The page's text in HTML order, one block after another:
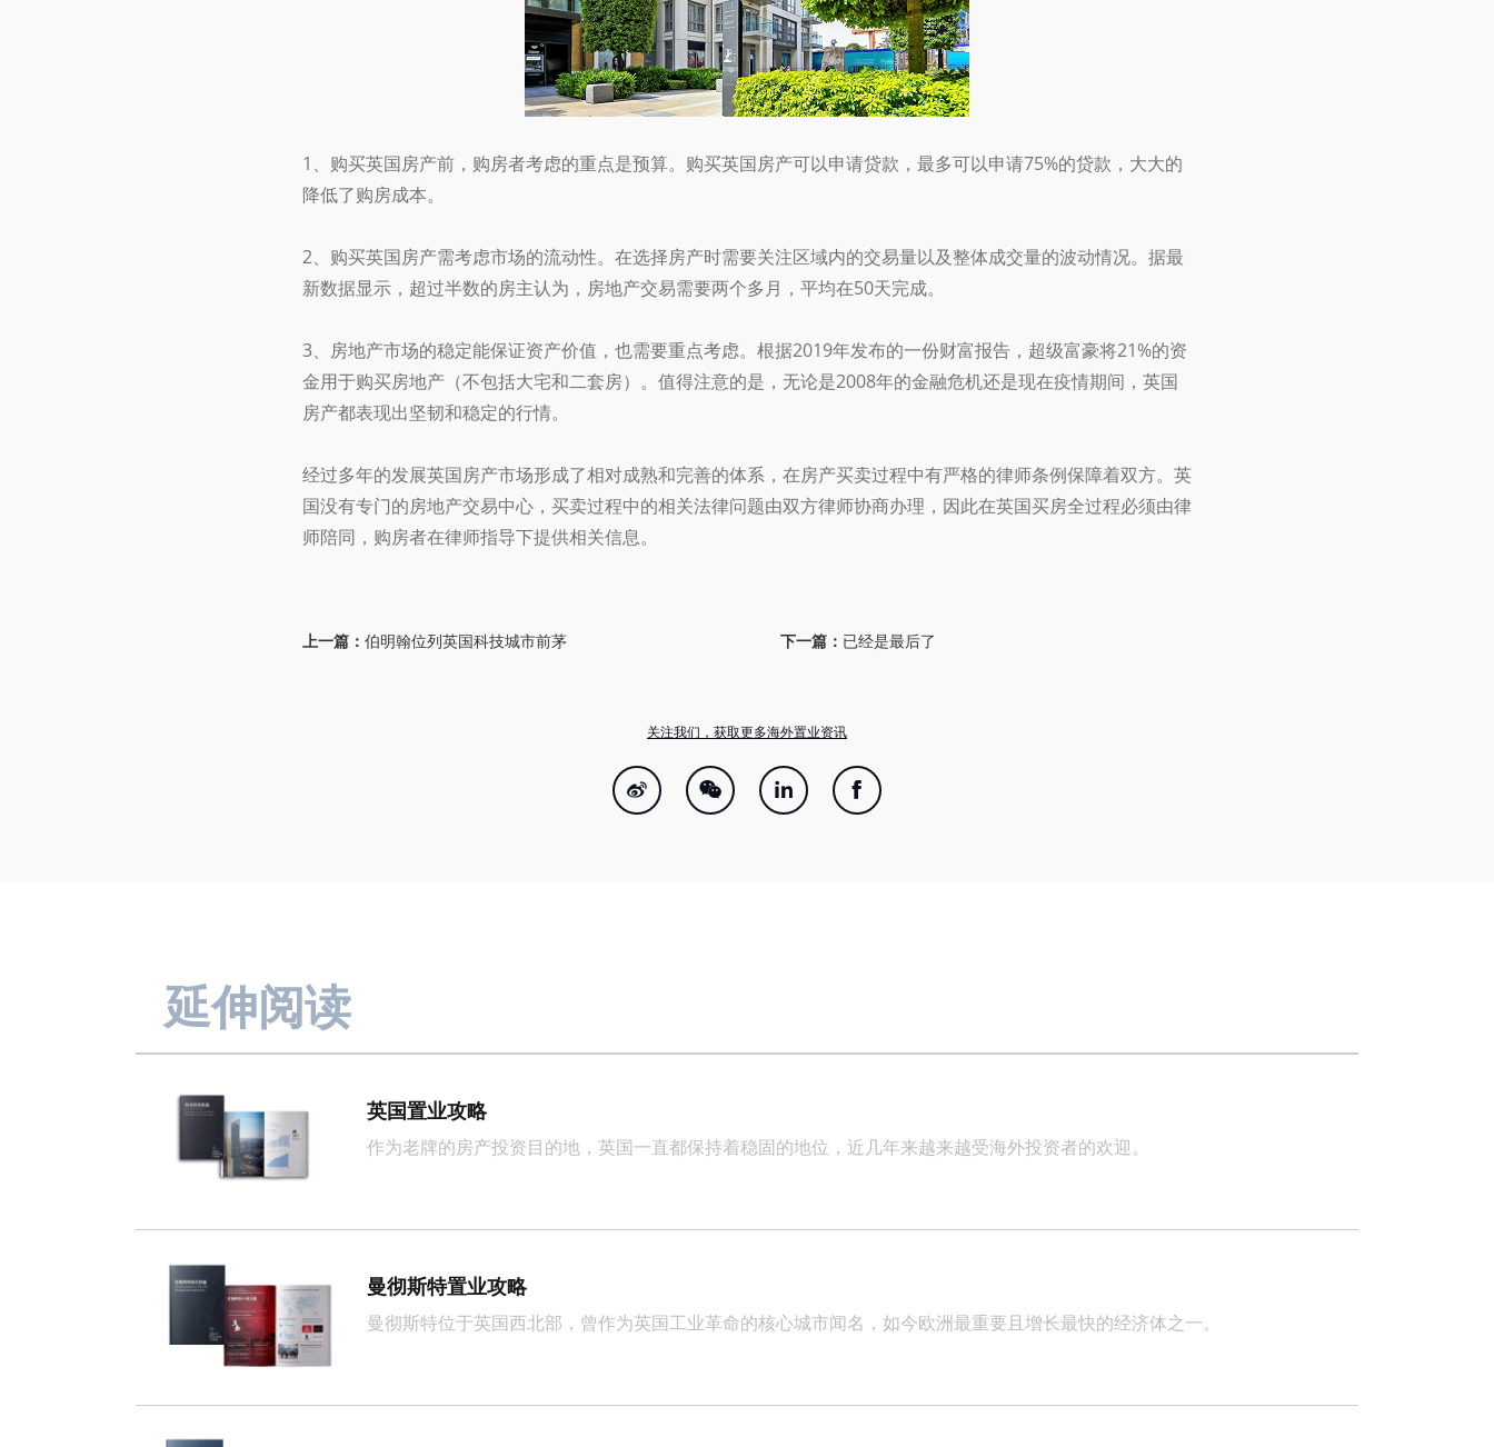
1、购买英国房产前，购房者考虑的重点是预算。购买英国房产可以申请贷款，最多可以申请75%的贷款，大大的
降低了购房成本。
2、购买英国房产需考虑市场的流动性。在选择房产时需要关注区域内的交易量以及整体成交量的波动情况。据最
新数据显示，超过半数的房主认为，房地产交易需要两个多月，平均在50天完成。
3、房地产市场的稳定能保证资产价值，也需要重点考虑。根据2019年发布的一份财富报告，超级富豪将21%的资
金用于购买房地产（不包括大宅和二套房）。值得注意的是，无论是2008年的金融危机还是现在疫情期间，英国
房产都表现出坚韧和稳定的行情。
经过多年的发展英国房产市场形成了相对成熟和完善的体系，在房产买卖过程中有严格的律师条例保障着双方。英
国没有专门的房地产交易中心，买卖过程中的相关法律问题由双方律师协商办理，因此在英国买房全过程必须由律
师陪同，购房者在律师指导下提供相关信息。
上一篇： 伯明翰位列英国科技城市前茅 下一篇： 已经是最后了
关注我们，获取更多海外置业资讯
延伸阅读
英国置业攻略
作为老牌的房产投资目的地，英国一直都保持着稳固的地位，近几年来越来越受海外投资者的欢迎。
曼彻斯特置业攻略
曼彻斯特位于英国西北部，曾作为英国工业革命的核心城市闻名，如今欧洲最重要且增长最快的经济体之一。